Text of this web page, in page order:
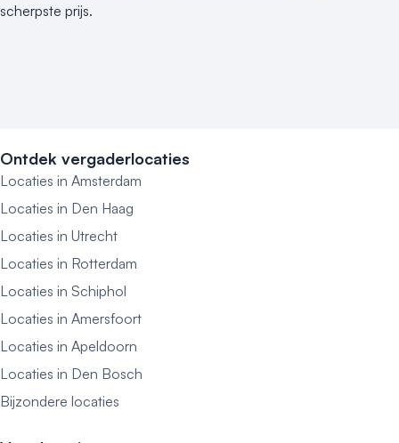
scherpste prijs.
Ontdek vergaderlocaties
Locaties in Amsterdam
Locaties in Den Haag
Locaties in Utrecht
Locaties in Rotterdam
Locaties in Schiphol
Locaties in Amersfoort
Locaties in Apeldoorn
Locaties in Den Bosch
Bijzondere locaties